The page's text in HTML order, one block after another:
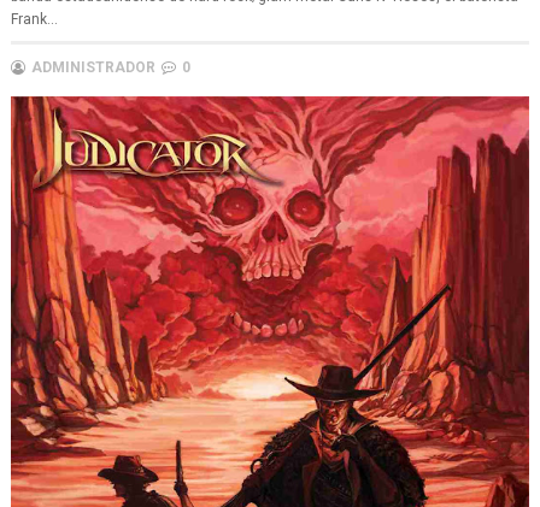
Frank...
ADMINISTRADOR 0